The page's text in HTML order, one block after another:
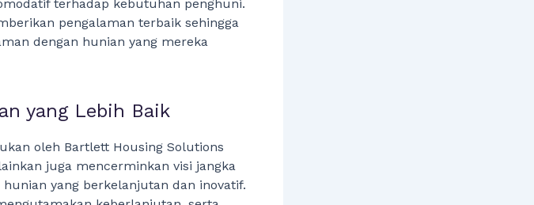
terhadap kebutuhan penghuni.
pengalaman terbaik sehingga
dengan hunian yang mereka
yang Lebih Baik
oleh Bartlett Housing Solutions
juga mencerminkan visi jangka
yang berkelanjutan dan inovatif.